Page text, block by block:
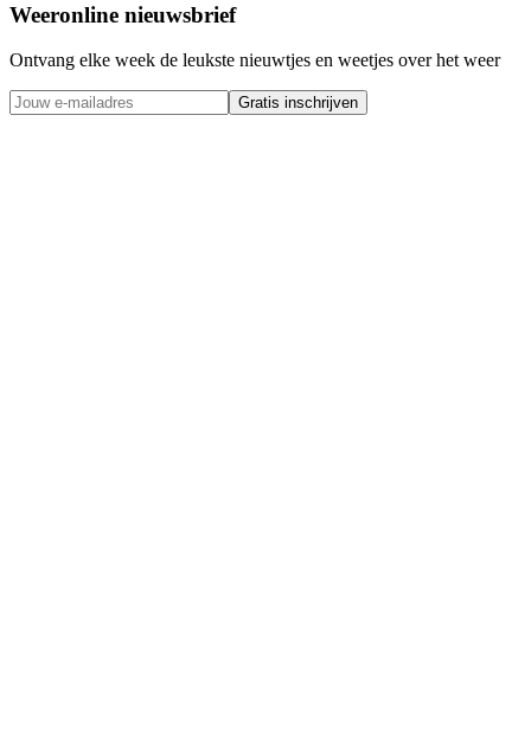
Weeronline nieuwsbrief
Ontvang elke week de leukste nieuwtjes en weetjes over het weer
Gratis inschrijven